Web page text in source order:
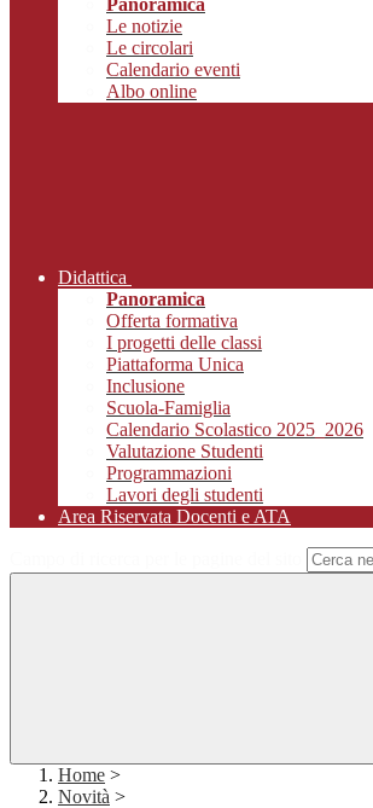
Panoramica
Le notizie
Le circolari
Calendario eventi
Albo online
Didattica
Panoramica
Offerta formativa
I progetti delle classi
Piattaforma Unica
Inclusione
Scuola-Famiglia
Calendario Scolastico 2025_2026
Valutazione Studenti
Programmazioni
Lavori degli studenti
Area Riservata Docenti e ATA
Home >
Novità >